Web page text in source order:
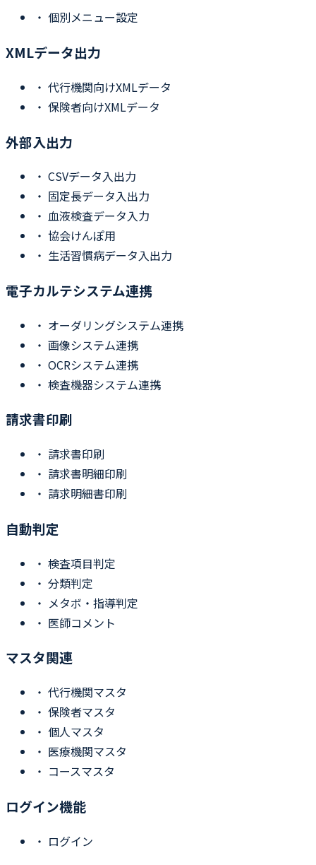
・ 個別メニュー設定
XMLデータ出力
・ 代行機関向けXMLデータ
・ 保険者向けXMLデータ
外部入出力
・ CSVデータ入出力
・ 固定長データ入出力
・ 血液検査データ入力
・ 協会けんぽ用
・ 生活習慣病データ入出力
電子カルテシステム連携
・ オーダリングシステム連携
・ 画像システム連携
・ OCRシステム連携
・ 検査機器システム連携
請求書印刷
・ 請求書印刷
・ 請求書明細印刷
・ 請求明細書印刷
自動判定
・ 検査項目判定
・ 分類判定
・ メタボ・指導判定
・ 医師コメント
マスタ関連
・ 代行機関マスタ
・ 保険者マスタ
・ 個人マスタ
・ 医療機関マスタ
・ コースマスタ
ログイン機能
・ ログイン